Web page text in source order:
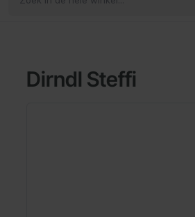
Dirndl Steffi